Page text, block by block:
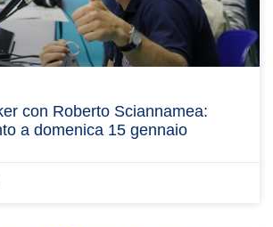
con Roberto Sciannamea:
a domenica 15 gennaio